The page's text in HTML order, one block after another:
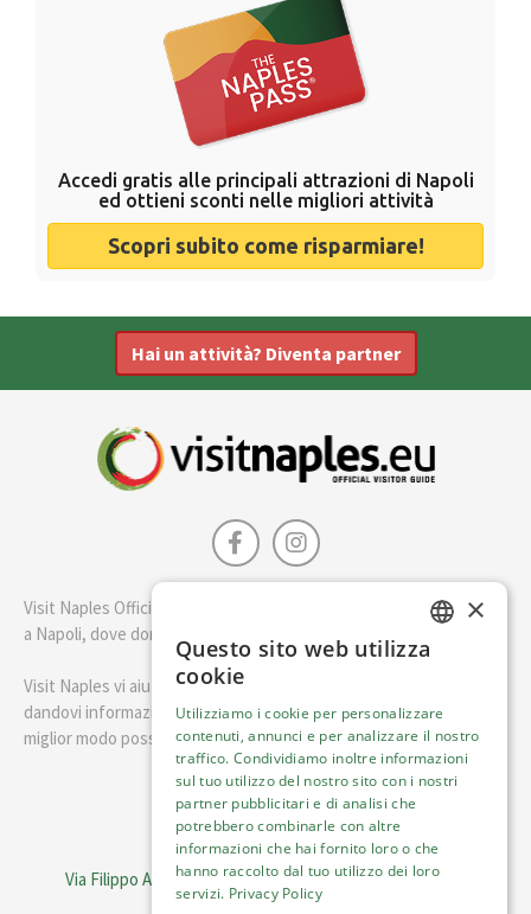
Accedi gratis alle principali attrazioni di Napoli
ed ottieni sconti nelle migliori attività
Scopri subito come risparmiare!
Hai un attività? Diventa partner
Visit Naples Official è la guida della città di Napoli. Scopri cosa fare
a Napoli, dove dormire e i migliori posti dove mangiare.
Visit Naples vi aiuterà a pianificare il vostro viaggio a Napoli
dandovi informazioni utili e consigli su come visitare Napoli nel
miglior modo possibile.
Italiano
Visit Italy Srl
Via Filippo Argelati, 10, 20143 Milano | P.IVA 08368951219
Capitale Sociale 50.000€
×
Questo sito web utilizza
cookie
Utilizziamo i cookie per personalizzare
contenuti, annunci e per analizzare il nostro
traffico. Condividiamo inoltre informazioni
sul tuo utilizzo del nostro sito con i nostri
partner pubblicitari e di analisi che
potrebbero combinarle con altre
informazioni che hai fornito loro o che
hanno raccolto dal tuo utilizzo dei loro
servizi. Privacy Policy